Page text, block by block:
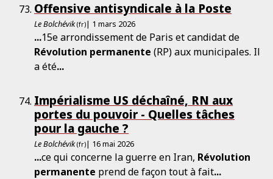
Offensive antisyndicale à la Poste
Le Bolchévik (fr)| 1 mars 2026
...15e arrondissement de Paris et candidat de
Révolution permanente (RP) aux municipales. Il
a été...
Impérialisme US déchaîné, RN aux
portes du pouvoir - Quelles tâches
pour la gauche ?
Le Bolchévik (fr)| 16 mai 2026
...ce qui concerne la guerre en Iran, Révolution
permanente prend de façon tout à fait...